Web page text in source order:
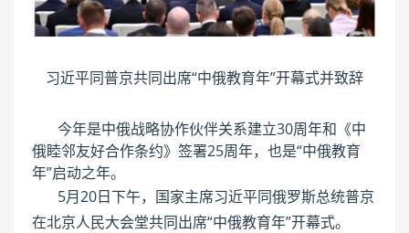
习近平同普京共同出席“中俄教育年”开幕式并致辞
今年是中俄战略协作伙伴关系建立30周年和《中
俄睦邻友好合作条约》签署25周年，也是“中俄教育
年”启动之年。
5月20日下午，国家主席习近平同俄罗斯总统普京
在北京人民大会堂共同出席“中俄教育年”开幕式。